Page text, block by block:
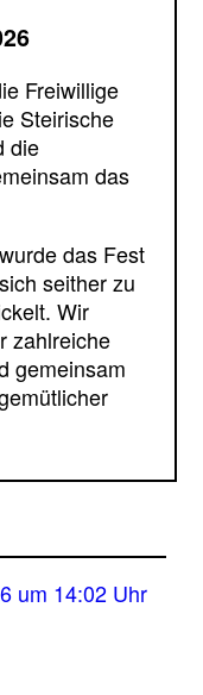
Freiwillige
Steirische
die
das
das Fest
seither zu
Wir
zahlreiche
gemeinsam
um 14:02 Uhr